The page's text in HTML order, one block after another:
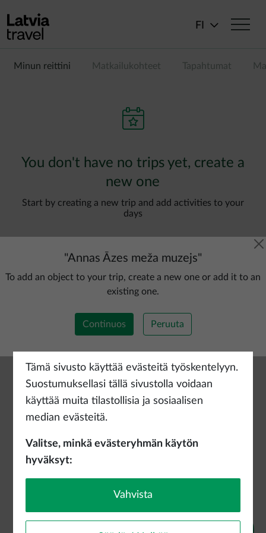
FI
Minun reittini Matkailukohteet Tapahtumat
You don't have no trips yet, create a
new one
Start by creating a new trip and add activities to your
days
Lisää uusi reitti
"Annas Āzes meža muzejs"
To add an object to your trip, create a new one or add it to an
existing one.
Continuos Peruuta
Tämä sivusto käyttää evästeitä työskentelyyn.
Suostumuksellasi tällä sivustolla voidaan
käyttää muita tilastollisia ja sosiaalisen
median evästeitä.
Valitse, minkä evästeryhmän käytön
hyväksyt:
Vahvista